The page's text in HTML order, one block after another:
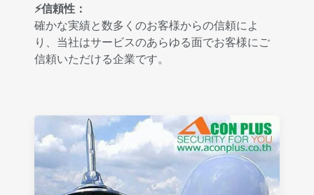
⚡信頼性：
確かな実績と数多くのお客様からの信頼によ
り、当社はサービスのあらゆる面でお客様にご
信頼いただける企業です。